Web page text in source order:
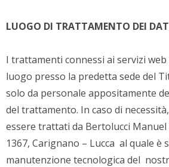
LUOGO DI TRATTAMENTO DEI
I trattamenti connessi ai servizi
luogo presso la predetta sede del
solo da personale appositamente
del trattamento. In caso di
essere trattati da Bertolucci Manuel
1367, Carignano – Lucca al quale è
manutenzione tecnologica del